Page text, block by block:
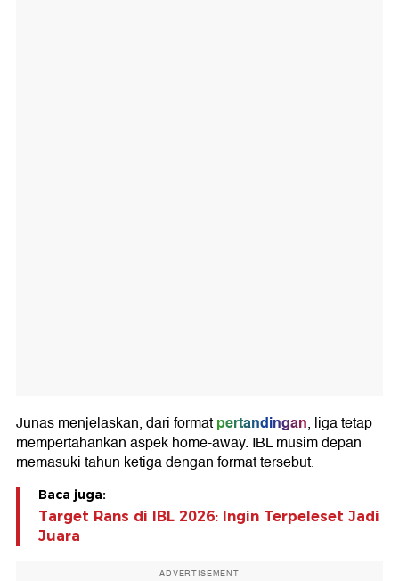
Junas menjelaskan, dari formatpertandingan, liga tetap
mempertahankan aspek home-away. IBL musim depan
memasuki tahun ketiga dengan format tersebut.
Baca juga:
Target Rans di IBL 2026: Ingin Terpeleset Jadi
Juara
ADVERTISEMENT